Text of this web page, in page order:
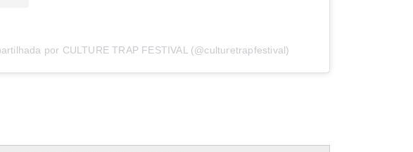
por CULTURE TRAP FESTIVAL (@culturetrapfestival)